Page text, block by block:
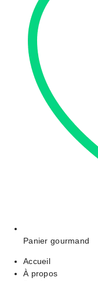
Panier gourmand
Accueil
À propos